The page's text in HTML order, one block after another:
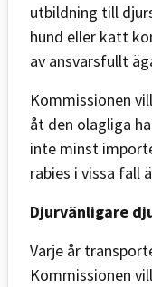
utbildning till
hund eller katt
av ansvarsfullt
Kommissionen
åt den olagliga
inte minst
rabies i vissa fall
Djurvänligare
Varje år
Kommissionen